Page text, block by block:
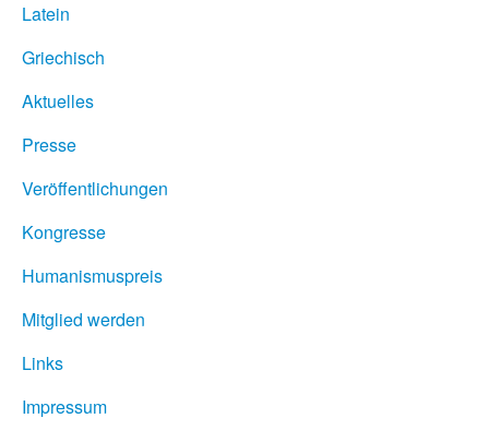
Latein
Griechisch
Aktuelles
Presse
Veröffentlichungen
Kongresse
Humanismuspreis
Mitglied werden
Links
Impressum